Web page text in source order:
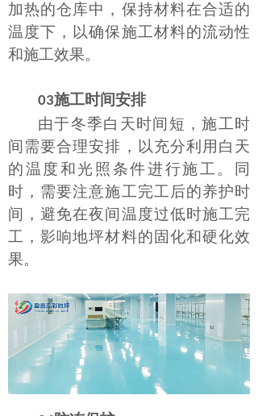
加热的仓库中，保持材料在合适的
温度下，以确保施工材料的流动性
和施工效果。
03施工时间安排
由于冬季白天时间短，施工时
间需要合理安排，以充分利用白天
的温度和光照条件进行施工。同
时，需要注意施工完工后的养护时
间，避免在夜间温度过低时施工完
工，影响地坪材料的固化和硬化效
果。